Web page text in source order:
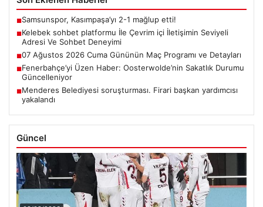
■Samsunspor, Kasımpaşa’yı 2-1 mağlup etti!
■Kelebek sohbet platformu İle Çevrim içi İletişimin Seviyeli
Adresi Ve Sohbet Deneyimi
■07 Ağustos 2026 Cuma Gününün Maç Programı ve Detayları
■Fenerbahçe’yi Üzen Haber: Oosterwolde’nin Sakatlık Durumu
Güncelleniyor
■Menderes Belediyesi soruşturması. Firari başkan yardımcısı
yakalandı
Güncel